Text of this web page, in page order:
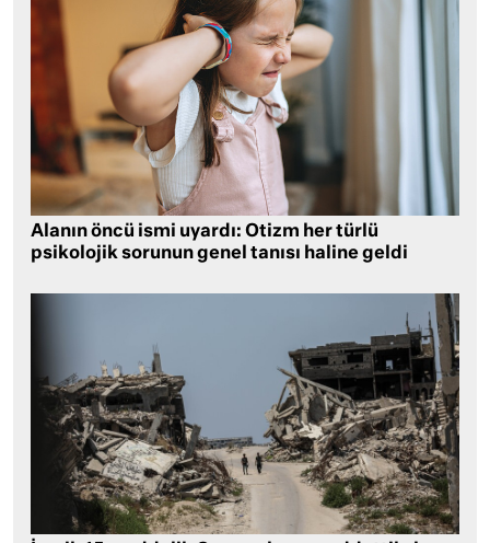
Alanın öncü ismi uyardı: Otizm her türlü
psikolojik sorunun genel tanısı haline geldi